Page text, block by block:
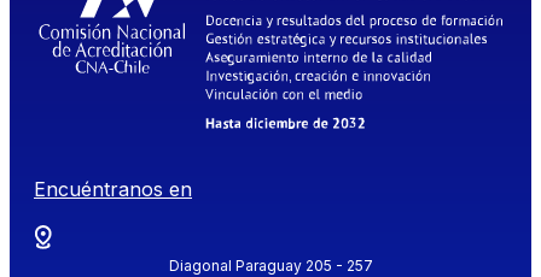
Encuéntranos en
Diagonal Paraguay 205 - 257